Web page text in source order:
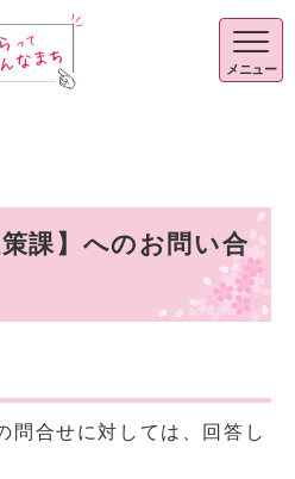
メニュー
策課】へのお問い合
問合せに対しては、回答し